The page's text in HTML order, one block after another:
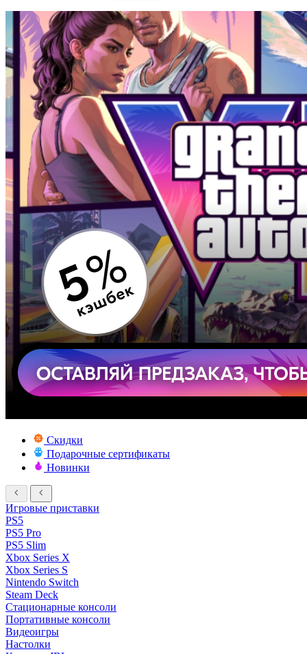
Скидки
Подарочные сертификаты
Новинки
Игровые приставки
PS5
PS5 Pro
PS5 Slim
Xbox Series X
Xbox Series S
Nintendo Switch
Steam Deck
Стационарные консоли
Портативные консоли
Видеоигры
Настолки